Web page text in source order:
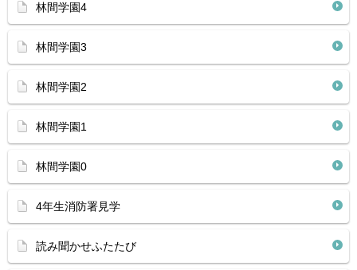
林間学園4
林間学園3
林間学園2
林間学園1
林間学園0
4年生消防署見学
読み聞かせふたたび